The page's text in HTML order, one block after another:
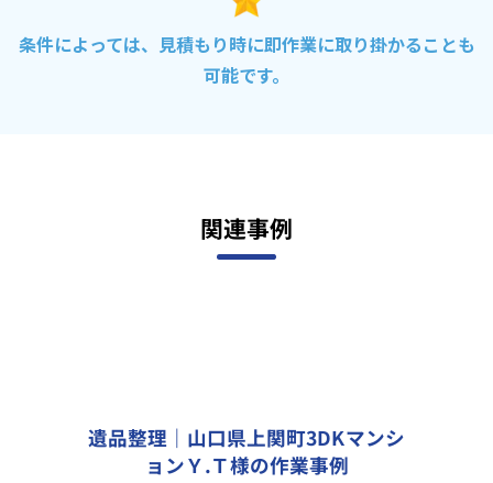
条件によっては、見積もり時に即作業に取り掛かることも
可能です。
関連事例
遺品整理｜山口県上関町3DKマンシ
ョンＹ.Ｔ様の作業事例